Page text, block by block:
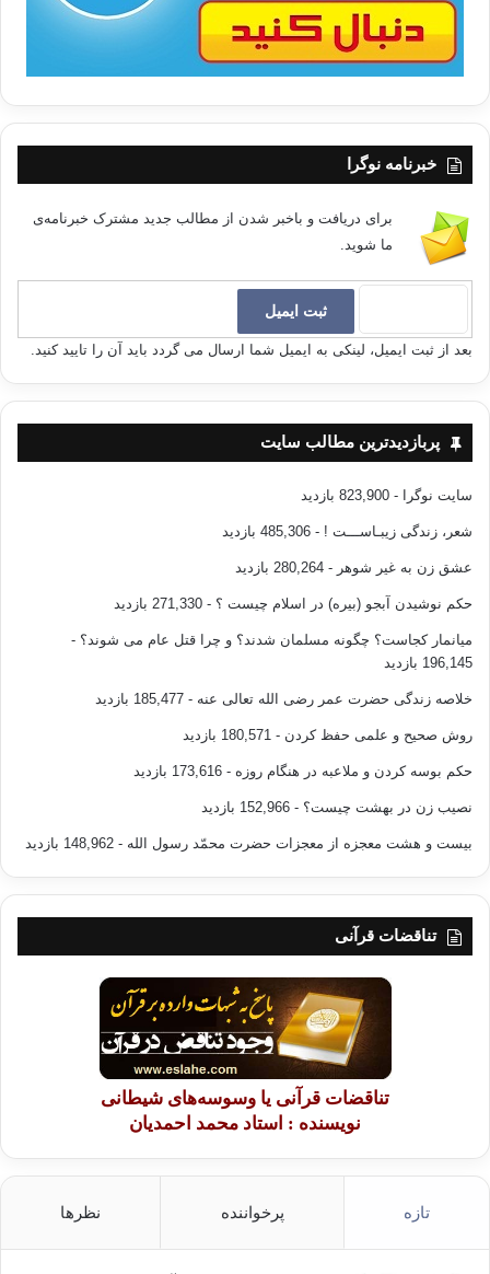
خبرنامه نوگرا
برای دریافت و باخبر شدن از مطالب جدید مشترک خبرنامه‌ی
ما شوید.
بعد از ثبت ایمیل، لینکی به ایمیل شما ارسال می گردد باید آن را تایید کنید.
پربازدیدترین مطالب سایت
سایت نوگرا - 823,900 بازدید
شعر، زندگی زیبـاســـت ! - 485,306 بازدید
عشق زن به غیر شوهر - 280,264 بازدید
حکم نوشیدن آبجو (بیره) در اسلام چیست ؟ - 271,330 بازدید
میانمار کجاست؟ چگونه مسلمان شدند؟ و چرا قتل عام می شوند؟ -
196,145 بازدید
خلاصه زندگی حضرت عمر رضی الله تعالی عنه - 185,477 بازدید
روش صحیح و علمی حفظ کردن - 180,571 بازدید
حکم بوسه کردن و ملاعبه در هنگام روزه - 173,616 بازدید
نصیب زن در بهشت چیست؟ - 152,966 بازدید
بیست و هشت معجزه از معجزات حضرت محمّد رسول الله - 148,962 بازدید
تناقضات قرآنی
تناقضات قرآنی یا وسوسه‌های شیطانی
نویسنده : استاد محمد احمدیان
تازه پرخواننده نظرها